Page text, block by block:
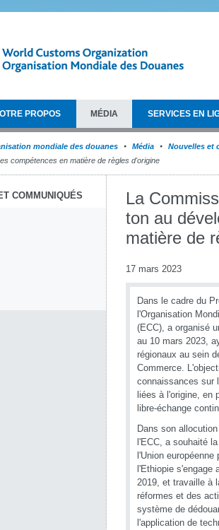
PROPOS MÉDIA SERVICES EN
mondiale des douanes Média Nouvelles et
compétences en matière de règles d'origine
COMMUNIQUÉS
La
ton au
matière de
17 mars 2023
Dans le cadre du
l'Organisation
(ECC), a organisé
au 10 mars 2023,
régionaux au sein
Commerce.
connaissances sur
liées à l'origine, en
libre-échange
Dans son
l'ECC, a souhaité
l'Union
l'Ethiopie s'engage
2019, et travaille à
réformes et des
système de
l'application de